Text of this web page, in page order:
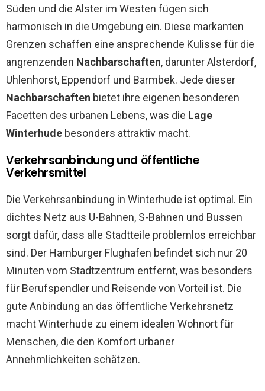
Süden und die Alster im Westen fügen sich
harmonisch in die Umgebung ein. Diese markanten
Grenzen schaffen eine ansprechende Kulisse für die
angrenzenden Nachbarschaften, darunter Alsterdorf,
Uhlenhorst, Eppendorf und Barmbek. Jede dieser
Nachbarschaften bietet ihre eigenen besonderen
Facetten des urbanen Lebens, was die Lage
Winterhude besonders attraktiv macht.
Verkehrsanbindung und öffentliche
Verkehrsmittel
Die Verkehrsanbindung in Winterhude ist optimal. Ein
dichtes Netz aus U-Bahnen, S-Bahnen und Bussen
sorgt dafür, dass alle Stadtteile problemlos erreichbar
sind. Der Hamburger Flughafen befindet sich nur 20
Minuten vom Stadtzentrum entfernt, was besonders
für Berufspendler und Reisende von Vorteil ist. Die
gute Anbindung an das öffentliche Verkehrsnetz
macht Winterhude zu einem idealen Wohnort für
Menschen, die den Komfort urbaner
Annehmlichkeiten schätzen.